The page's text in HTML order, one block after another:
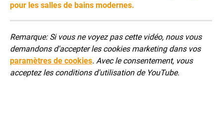
pour les salles de bains modernes.
Remarque: Si vous ne voyez pas cette vidéo, nous vous
demandons d'accepter les cookies marketing dans vos
paramètres de cookies. Avec le consentement, vous
acceptez les conditions d'utilisation de YouTube.